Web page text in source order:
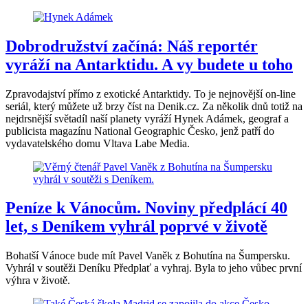
Dobrodružství začíná: Náš reportér
vyráží na Antarktidu. A vy budete u toho
Zpravodajství přímo z exotické Antarktidy. To je nejnovější on-line
seriál, který můžete už brzy číst na Denik.cz. Za několik dnů totiž na
nejdrsnější světadíl naší planety vyráží Hynek Adámek, geograf a
publicista magazínu National Geographic Česko, jenž patří do
vydavatelského domu Vltava Labe Media.
Peníze k Vánocům. Noviny předplácí 40
let, s Deníkem vyhrál poprvé v životě
Bohatší Vánoce bude mít Pavel Vaněk z Bohutína na Šumpersku.
Vyhrál v soutěži Deníku Předplať a vyhraj. Byla to jeho vůbec první
výhra v životě.